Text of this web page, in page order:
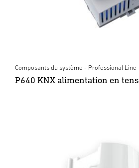
Composants du système - Professional Line
P640 KNX alimentation en